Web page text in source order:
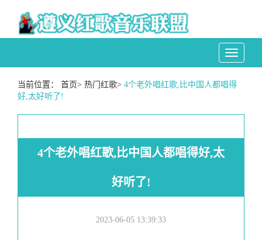
Toggle
当前位置： 首页> 热门红歌> 4个老外唱红歌,比中国人都唱得
好,太好听了!
4个老外唱红歌,比中国人都唱得好,太
好听了!
2023-06-05 13:39:33